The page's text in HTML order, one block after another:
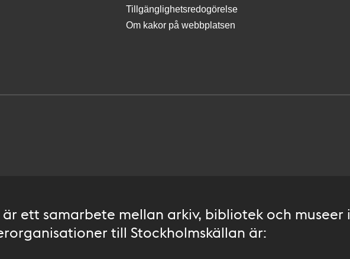
Tillgänglighetsredogörelse
Om kakor på webbplatsen
ett samarbete mellan arkiv, bibliotek och museer i
till Stockholmskällan är: